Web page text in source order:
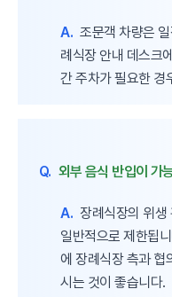
A. 조문객 차량은
례식장 안내 데스크
간 주차가 필요한 경
Q. 외부 음식 반입이 가
A. 장례식장의 위생
일반적으로 제한됩
에 장례식장 측과 협
시는 것이 좋습니다.